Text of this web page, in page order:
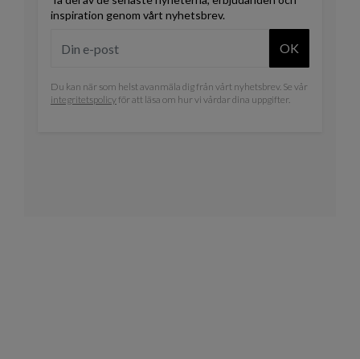
inspiration genom vårt nyhetsbrev.
OK
Du kan när som helst avanmäla dig från vårt nyhetsbrev. Se vår
integritetspolicyför att läsa om hur vi vårdar dina uppgifter.